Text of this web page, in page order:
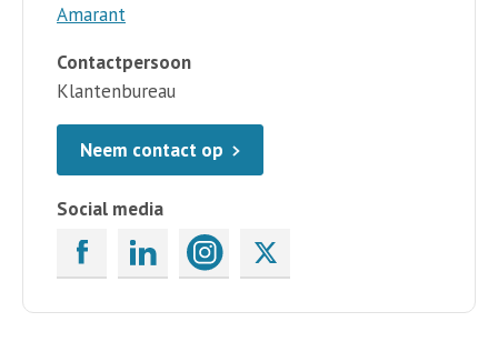
Amarant
Contactpersoon
Klantenbureau
Neem contact op
Social media